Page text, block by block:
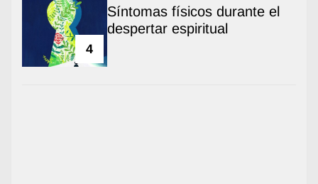
4
Síntomas físicos durante el
despertar espiritual